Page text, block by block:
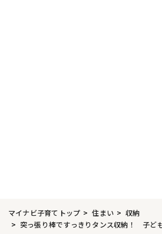
マイナビ子育てトップ 住まい
収納
突っ張り棒ですっきりタンス収納！ 子ど